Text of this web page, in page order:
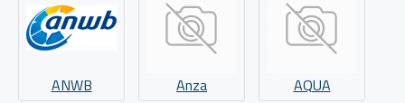
ANWB Anza AQUA